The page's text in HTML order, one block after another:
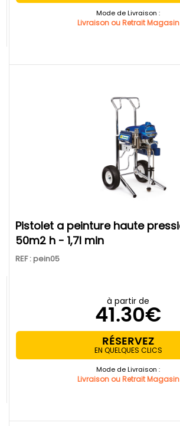
Mode de Livraison :
Livraison ou Retrait Magasin
pistolet a peinture haute pression 230v-
50m2 h - 1,7l min
REF : pein05
à partir de
41.30€
RÉSERVEZ
EN QUELQUES CLICS
Mode de Livraison :
Livraison ou Retrait Magasin